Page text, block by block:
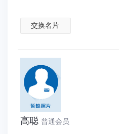
交换名片
高聪 普通会员